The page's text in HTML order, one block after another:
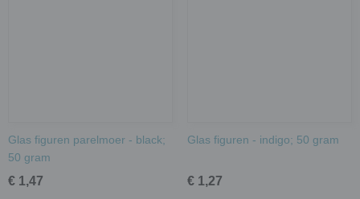
Glas figuren parelmoer - black;
50 gram
€ 1,47
Glas figuren - indigo; 50 gram
€ 1,27